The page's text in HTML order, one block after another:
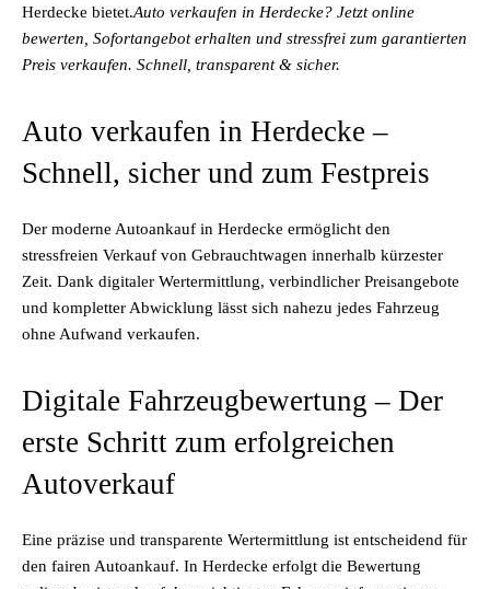
Herdecke bietet.Auto verkaufen in Herdecke? Jetzt online
bewerten, Sofortangebot erhalten und stressfrei zum garantierten
Preis verkaufen. Schnell, transparent & sicher.
Auto verkaufen in Herdecke –
Schnell, sicher und zum Festpreis
Der moderne Autoankauf in Herdecke ermöglicht den
stressfreien Verkauf von Gebrauchtwagen innerhalb kürzester
Zeit. Dank digitaler Wertermittlung, verbindlicher Preisangebote
und kompletter Abwicklung lässt sich nahezu jedes Fahrzeug
ohne Aufwand verkaufen.
Digitale Fahrzeugbewertung – Der
erste Schritt zum erfolgreichen
Autoverkauf
Eine präzise und transparente Wertermittlung ist entscheidend für
den fairen Autoankauf. In Herdecke erfolgt die Bewertung